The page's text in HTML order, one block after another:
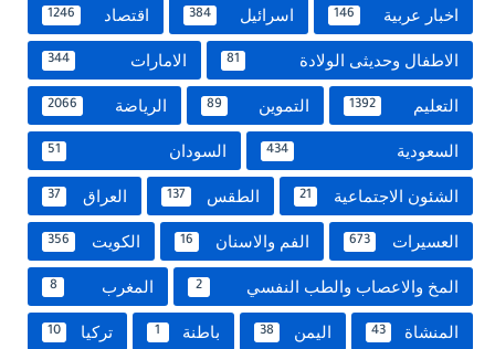
اخبار عربية 146 اسرائيل 384 اقتصاد 1246
الاطفال وحديثى الولادة 81 الامارات 344
التعليم 1392 التموين 89 الرياضة 2066
السعودية 434 السودان 51
الشئون الاجتماعية 21 الطقس 137 العراق 37
العسيرات 673 الفم والاسنان 16 الكويت 356
المخ والاعصاب والطب النفسي 2 المغرب 8
المنشاة 43 اليمن 38 باطنة 1 تركيا 10